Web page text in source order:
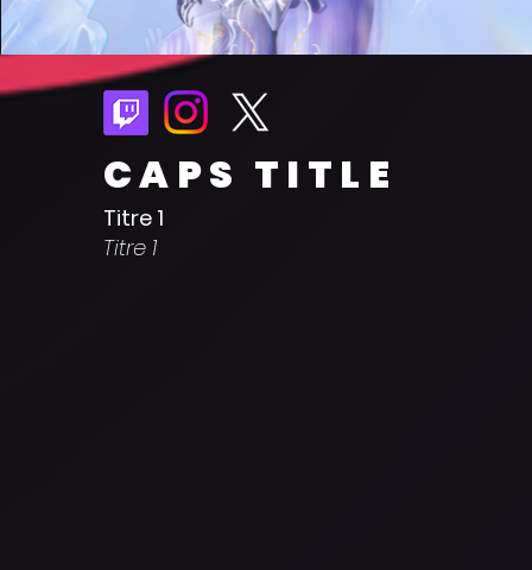
CAPS TITLE
Titre 1
Titre 1